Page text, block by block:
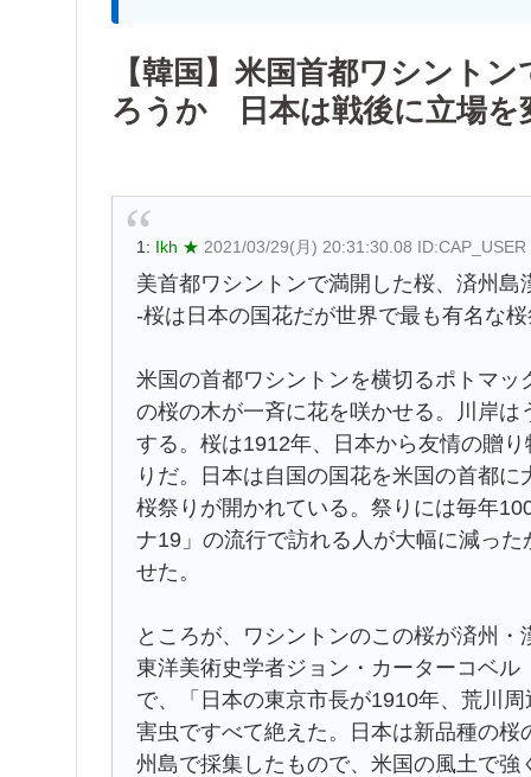
【韓国】米国首都ワシント
ろうか 日本は戦後に立場
1: Ikh ★ 2021/03/29(月) 20:31:30.08 ID:CAP_USER
美首都ワシントンで満開した桜、済州
-桜は日本の国花だが世界で最も有名な
米国の首都ワシントンを横切るポトマ
の桜の木が一斉に花を咲かせる。川岸
する。桜は1912年、日本から友情の贈
りだ。日本は自国の国花を米国の首都
桜祭りが開かれている。祭りには毎年
ナ19」の流行で訪れる人が大幅に減っ
せた。
ところが、ワシントンのこの桜が済州
東洋美術史学者ジョン・カーターコベ
で、「日本の東京市長が1910年、荒川
害虫ですべて絶えた。日本は新品種の
州島で採集したもので、米国の風土で